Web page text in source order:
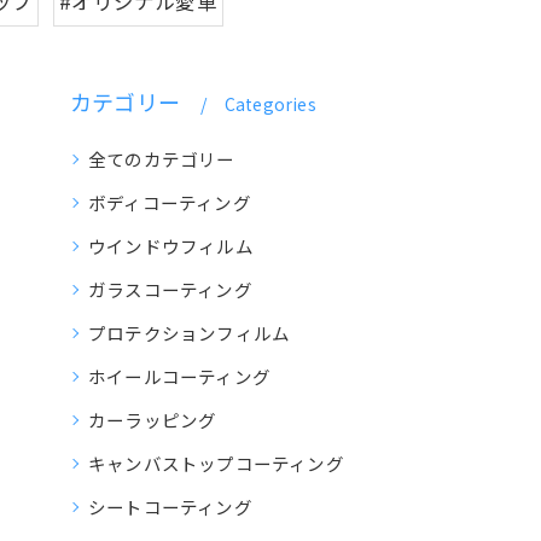
カテゴリー Categories
全てのカテゴリー
ボディコーティング
ウインドウフィルム
ガラスコーティング
プロテクションフィルム
ホイールコーティング
カーラッピング
キャンバストップコーティング
シートコーティング